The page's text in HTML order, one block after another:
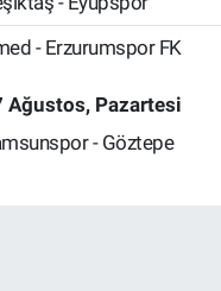
- Erzurumspor FK
Ağustos, Pazartesi
- Göztepe